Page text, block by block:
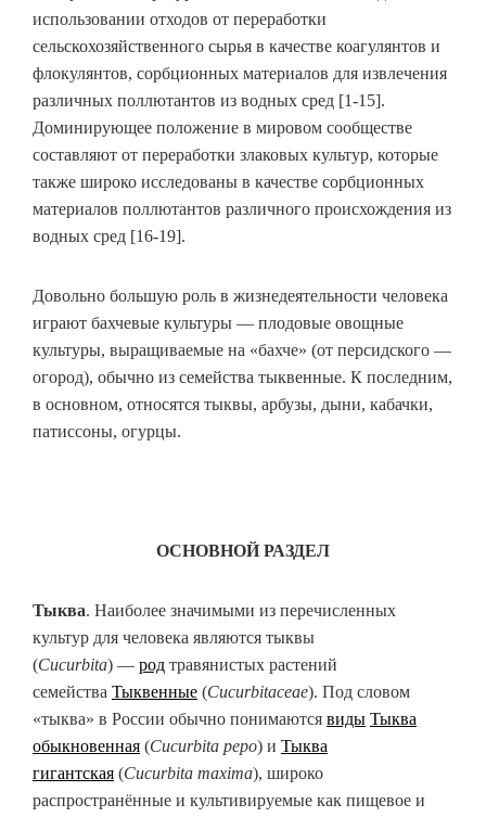
использовании отходов от переработки
сельскохозяйственного сырья в качестве коагулянтов и
флокулянтов, сорбционных материалов для извлечения
различных поллютантов из водных сред [1-15].
Доминирующее положение в мировом сообществе
составляют от переработки злаковых культур, которые
также широко исследованы в качестве сорбционных
материалов поллютантов различного происхождения из
водных сред [16-19].
Довольно большую роль в жизнедеятельности человека
играют бахчевые культуры — плодовые овощные
культуры, выращиваемые на «бахче» (от персидского —
огород), обычно из семейства тыквенные. К последним,
в основном, относятся тыквы, арбузы, дыни, кабачки,
патиссоны, огурцы.
ОСНОВНОЙ РАЗДЕЛ
Тыква. Наиболее значимыми из перечисленных
культур для человека являются тыквы
(Cucurbita) — род травянистых растений
семейства Тыквенные (Cucurbitaceae). Под словом
«тыква» в России обычно понимаются виды Тыква
обыкновенная (Cucurbita pepo) и Тыква
гигантская (Cucurbita maxima), широко
распространённые и культивируемые как пищевое и